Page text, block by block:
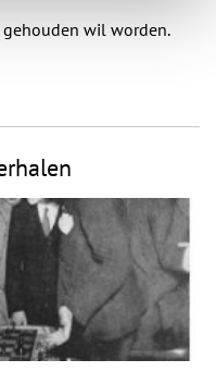
wil worden.